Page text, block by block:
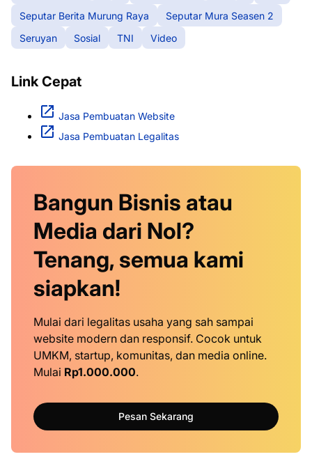
Seputar Berita Murung Raya
Seputar Mura Seasen 2
Seruyan
Sosial TNI Video
Link Cepat
Jasa Pembuatan Website
Jasa Pembuatan Legalitas
Bangun Bisnis atau
Media dari Nol?
Tenang, semua kami
siapkan!
Mulai dari legalitas usaha yang sah sampai
website modern dan responsif. Cocok untuk
UMKM, startup, komunitas, dan media online.
Mulai Rp1.000.000.
Pesan Sekarang